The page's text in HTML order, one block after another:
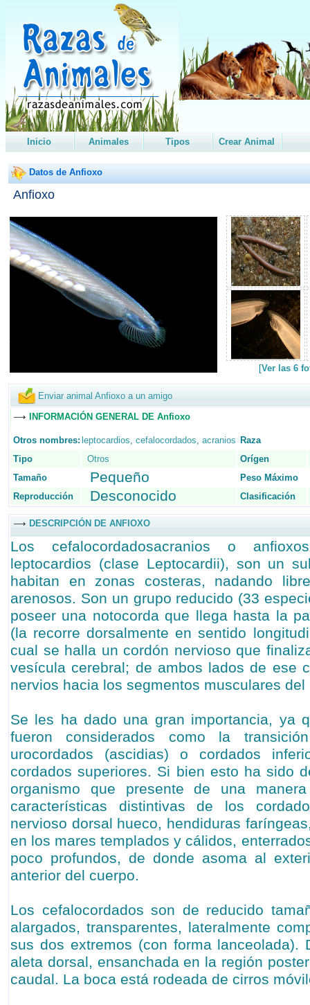
Inicio Animales Tipos Crear Animal
Datos de Anfioxo
Anfioxo
[Ver las 6
Enviar animal Anfioxo a un amigo
INFORMACIÓN GENERAL DE Anfioxo
Otros nombres: leptocardios, cefalocordados, acranios Raza
Tipo
Otros
Orígen
Tamaño
Pequeño Peso Máximo
Reproducción
Desconocido Clasificación
DESCRIPCIÓN DE ANFIOXO
Los cefalocordadosacranios o
leptocardios (clase Leptocardii), son un
habitan en zonas costeras, nadando
arenosos. Son un grupo reducido (33
poseer una notocorda que llega hasta la
(la recorre dorsalmente en sentido
cual se halla un cordón nervioso que
vesícula cerebral; de ambos lados de ese
nervios hacia los segmentos musculares del
Se les ha dado una gran importancia, ya
fueron considerados como la
urocordados (ascidias) o cordados
cordados superiores. Si bien esto ha sido
organismo que presente de una
características distintivas de los
nervioso dorsal hueco, hendiduras
en los mares templados y cálidos,
poco profundos, de donde asoma al
anterior del cuerpo.
Los cefalocordados son de reducido
alargados, transparentes, lateralmente
sus dos extremos (con forma lanceolada).
aleta dorsal, ensanchada en la región
caudal. La boca está rodeada de cirros